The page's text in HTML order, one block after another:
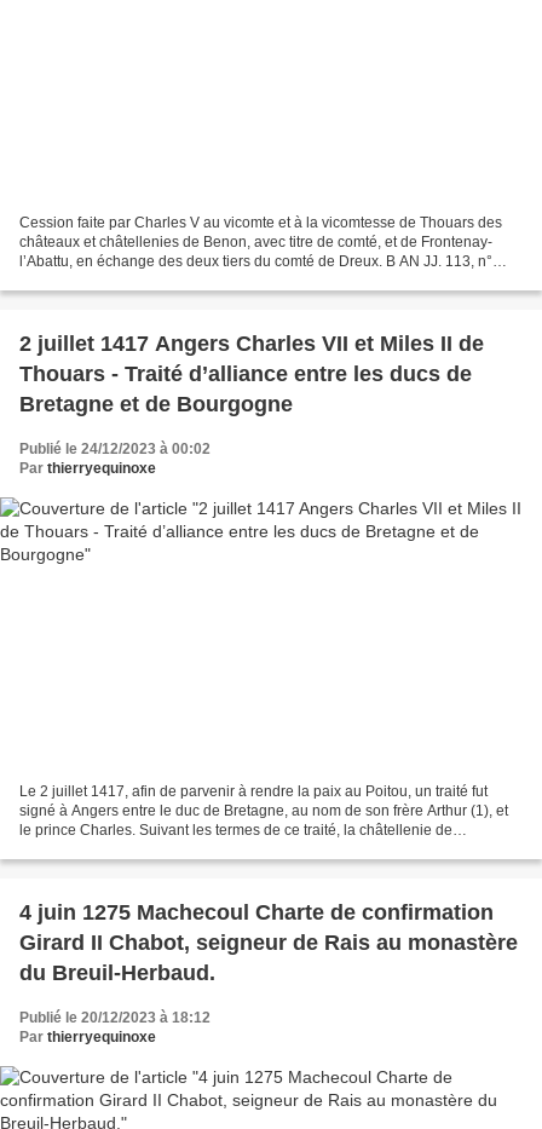
Cession faite par Charles V au vicomte et à la vicomtesse de Thouars des
châteaux et châtellenies de Benon, avec titre de comté, et de Frontenay-
l’Abattu, en échange des deux tiers du comté de Dreux. B AN JJ. 113, n°
2 juillet 1417 Angers Charles VII et Miles II de
Thouars - Traité d’alliance entre les ducs de
Bretagne et de Bourgogne
Publié le 24/12/2023 à 00:02
Par thierryequinoxe
Le 2 juillet 1417, afin de parvenir à rendre la paix au Poitou, un traité fut
signé à Angers entre le duc de Bretagne, au nom de son frère Arthur (1), et
le prince Charles. Suivant les termes de ce traité, la châtellenie de
4 juin 1275 Machecoul Charte de confirmation
Girard II Chabot, seigneur de Rais au monastère
du Breuil-Herbaud.
Publié le 20/12/2023 à 18:12
Par thierryequinoxe